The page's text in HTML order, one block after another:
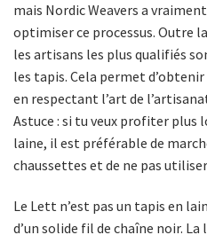
mais Nordic Weavers a
optimiser ce processus. Outre
les artisans les plus qualifiés
les tapis. Cela permet
en respectant l’art de
Astuce : si tu veux profiter plus
laine, il est préférable de
chaussettes et de ne pas
Le Lett n’est pas un tapis en
d’un solide fil de chaîne noir.